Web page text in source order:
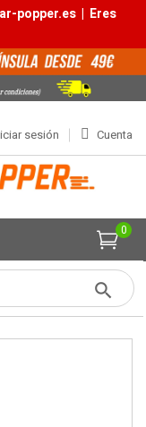
popper.es| Eres
Cuenta
sesión
0